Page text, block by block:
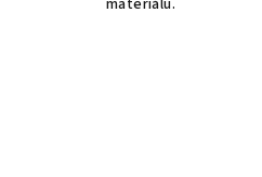
materiálu.